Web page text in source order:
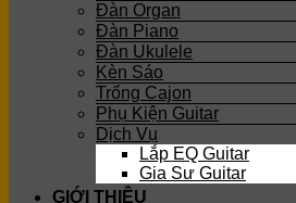
Đàn Organ
Đàn Piano
Đàn Ukulele
Kèn Sáo
Trống Cajon
Phụ Kiện Guitar
Dịch Vụ
Lắp EQ Guitar
Gia Sư Guitar
GIỚI THIỆU